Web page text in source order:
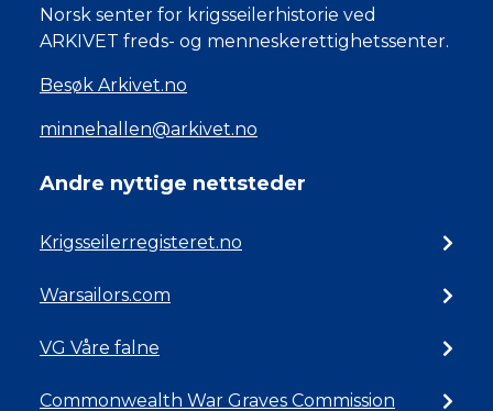
Norsk senter for krigsseilerhistorie ved
ARKIVET freds- og menneskerettighetssenter.
Besøk Arkivet.no
minnehallen@arkivet.no
Andre nyttige nettsteder
Krigsseilerregisteret.no
Warsailors.com
VG Våre falne
Commonwealth War Graves Commission